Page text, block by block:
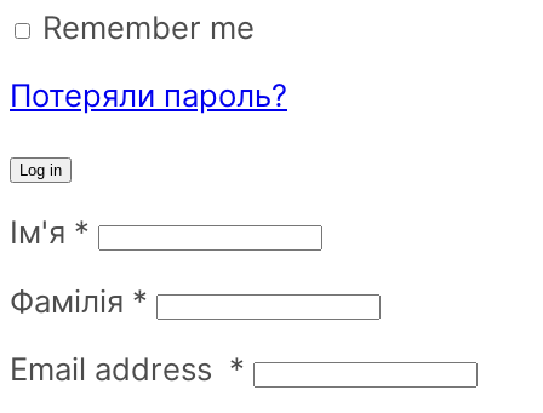
Remember me
Потеряли пароль?
Log in
Ім'я *
Фамілія *
Email address *